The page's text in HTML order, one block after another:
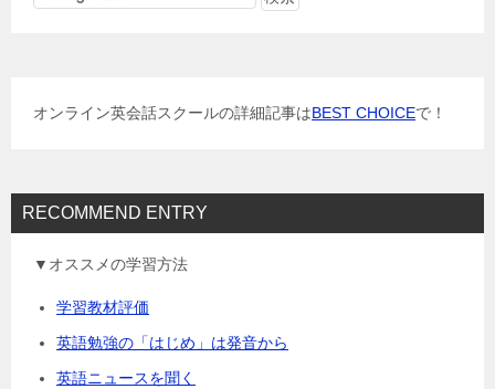
オンライン英会話スクールの詳細記事はBEST CHOICEで！
RECOMMEND ENTRY
▼オススメの学習方法
学習教材評価
英語勉強の「はじめ」は発音から
英語ニュースを聞く